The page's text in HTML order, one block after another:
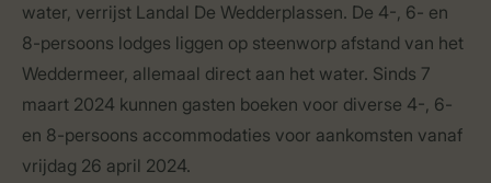
water, verrijst Landal De Wedderplassen. De 4-, 6- en
8-persoons lodges liggen op steenworp afstand van het
Weddermeer, allemaal direct aan het water. Sinds 7
maart 2024 kunnen gasten boeken voor diverse 4-, 6-
en 8-persoons accommodaties voor aankomsten vanaf
vrijdag 26 april 2024.